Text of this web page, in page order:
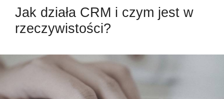
Jak działa CRM i czym jest w
rzeczywistości?